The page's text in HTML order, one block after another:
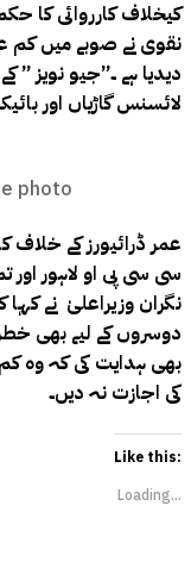
کیخلاف کارروائی کا
نقوی نے صوبے میں کم
دیدیا ہے ۔”جیو نویز ”
لائسنس گاڑیاں اور
photo
عمر ڈرائیورز کے خلاف
سی سی پی او لاہور اور
نگران وزیراعلیٰ نے کہا
دوسروں کے لیے بھی
بھی ہدایت کی کہ وہ
کی اجازت نہ دیں۔
Like this:
Loading...